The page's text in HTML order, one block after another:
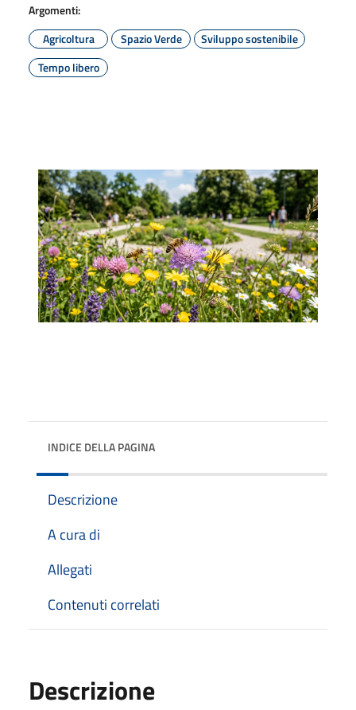
Argomenti:
Agricoltura
Spazio Verde
Sviluppo sostenibile
Tempo libero
INDICE DELLA PAGINA
Descrizione
A cura di
Allegati
Contenuti correlati
Descrizione